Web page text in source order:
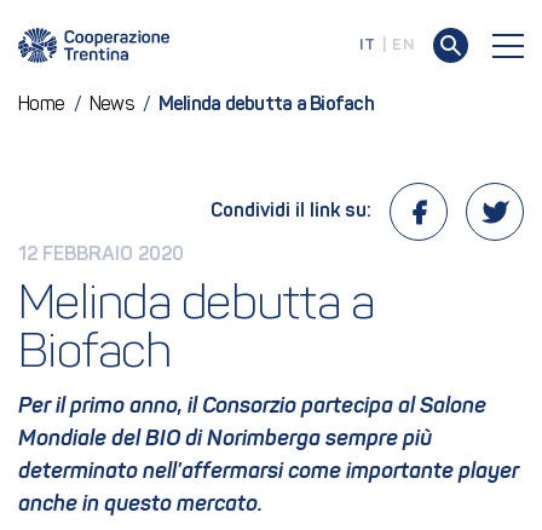
IT EN
Home / News / Melinda debutta a Biofach
12 FEBBRAIO 2020
Condividi il link su:
Melinda debutta a
Biofach
Per il primo anno, il Consorzio partecipa al Salone
Mondiale del BIO di Norimberga sempre più
determinato nell’affermarsi come importante player
anche in questo mercato.